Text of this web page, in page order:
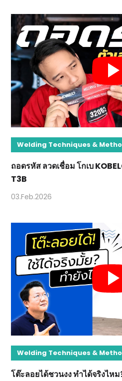
Welding Techniques &
ถอดรหัส ลวดเชื่อม โกเบ
T3B
03.Feb.2026
Welding Techniques &
โต๊ะลอยได้ชวนงง ทำได้จริงไหม